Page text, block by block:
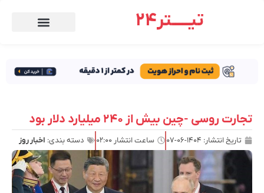
تیـــــتر24
تجارت روسی -چین بیش از ۲۴۰ میلیارد دلار بود
تاریخ انتشار: ۱۴۰۴-۰۶-۰۷ ساعت انتشار ۰۲:۰۰ دسته بندی: اخبار روز